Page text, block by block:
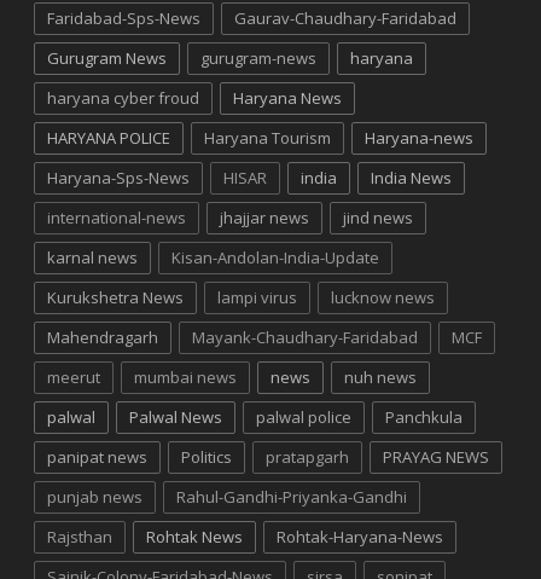
Faridabad-Sps-News
Gaurav-Chaudhary-Faridabad
Gurugram News
gurugram-news
haryana
haryana cyber froud
Haryana News
HARYANA POLICE
Haryana Tourism
Haryana-news
Haryana-Sps-News
HISAR india
India News
international-news
jhajjar news
jind news
karnal news
Kisan-Andolan-India-Update
Kurukshetra News
lampi virus
lucknow news
Mahendragarh
Mayank-Chaudhary-Faridabad
MCF
meerut
mumbai news news
nuh news
palwal
Palwal News palwal police
Panchkula
panipat news
Politics pratapgarh
PRAYAG NEWS
punjab news
Rahul-Gandhi-Priyanka-Gandhi
Rajsthan
Rohtak News
Rohtak-Haryana-News